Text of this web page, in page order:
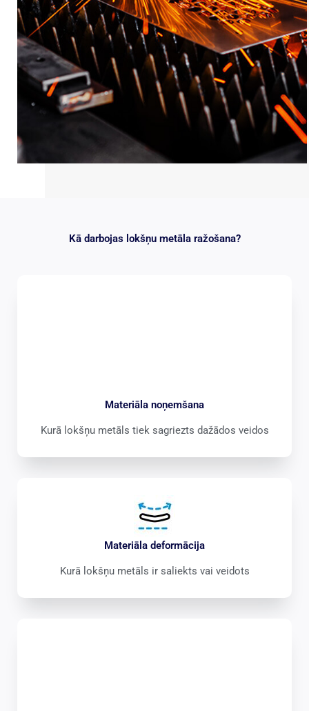
Kā darbojas lokšņu metāla ražošana?
Materiāla noņemšana
Kurā lokšņu metāls tiek sagriezts dažādos veidos
Materiāla deformācija
Kurā lokšņu metāls ir saliekts vai veidots